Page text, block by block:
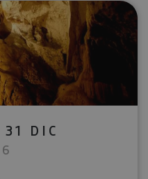
DIC